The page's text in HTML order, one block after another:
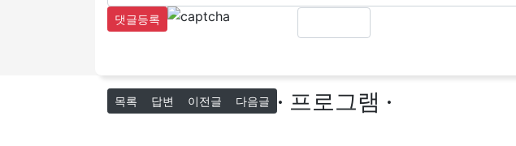
댓글등록
목록 답변 이전글 다음글 · 프로그램 ·